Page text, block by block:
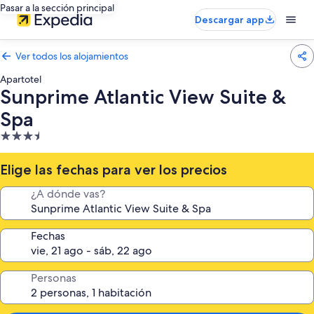
Pasar a la sección principal
Descargar app
Ver todos los alojamientos
Apartotel
Sunprime Atlantic View Suite &
Spa
Alojamiento
de
3.5 estrellas
Elige las fechas para ver los precios
¿A dónde vas?
Fechas
Personas